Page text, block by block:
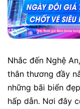
Nhắc đến Nghệ
thân thương đầy
những bãi biển
hấp dẫn. Nơi đây